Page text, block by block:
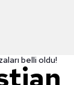
belli oldu!